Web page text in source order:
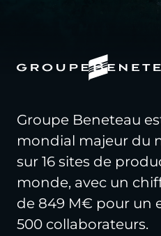
Groupe Beneteau
mondial majeur du
sur 16 sites de
monde, avec un
de 849 M€ pour un
500 collaborateurs.